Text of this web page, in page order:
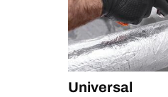
Universal